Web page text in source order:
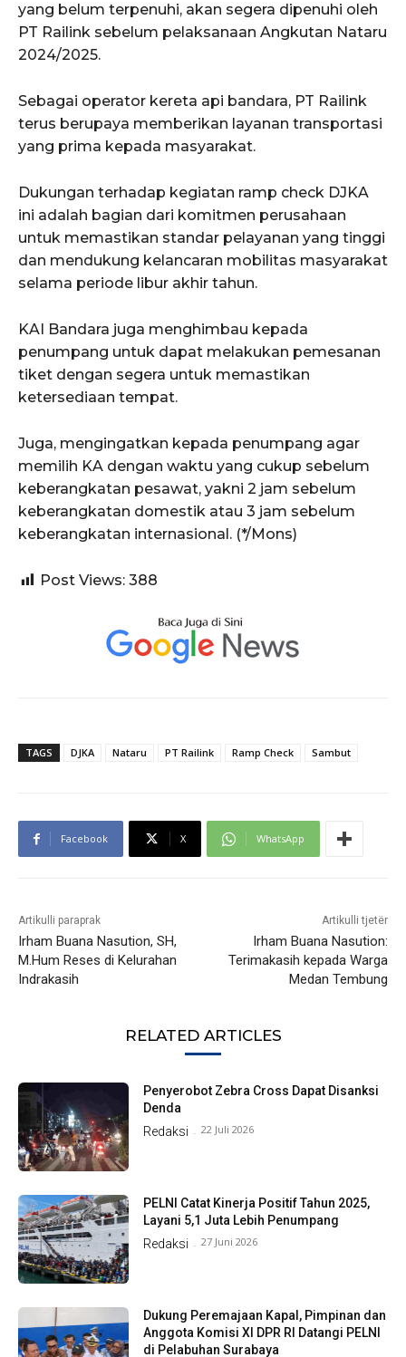
yang belum terpenuhi, akan segera dipenuhi oleh
PT Railink sebelum pelaksanaan Angkutan Nataru
2024/2025.
Sebagai operator kereta api bandara, PT Railink
terus berupaya memberikan layanan transportasi
yang prima kepada masyarakat.
Dukungan terhadap kegiatan ramp check DJKA
ini adalah bagian dari komitmen perusahaan
untuk memastikan standar pelayanan yang tinggi
dan mendukung kelancaran mobilitas masyarakat
selama periode libur akhir tahun.
KAI Bandara juga menghimbau kepada
penumpang untuk dapat melakukan pemesanan
tiket dengan segera untuk memastikan
ketersediaan tempat.
Juga, mengingatkan kepada penumpang agar
memilih KA dengan waktu yang cukup sebelum
keberangkatan pesawat, yakni 2 jam sebelum
keberangkatan domestik atau 3 jam sebelum
keberangkatan internasional. (*/Mons)
Post Views: 388
TAGS DJKA Nataru PT Railink Ramp Check Sambut
Facebook X WhatsApp
Artikulli paraprak
Irham Buana Nasution, SH,
M.Hum Reses di Kelurahan
Indrakasih
Artikulli tjetër
Irham Buana Nasution:
Terimakasih kepada Warga
Medan Tembung
RELATED ARTICLES
Penyerobot Zebra Cross Dapat Disanksi
Denda
Redaksi - 22 Juli 2026
PELNI Catat Kinerja Positif Tahun 2025,
Layani 5,1 Juta Lebih Penumpang
Redaksi - 27 Juni 2026
Dukung Peremajaan Kapal, Pimpinan dan
Anggota Komisi XI DPR RI Datangi PELNI
di Pelabuhan Surabaya